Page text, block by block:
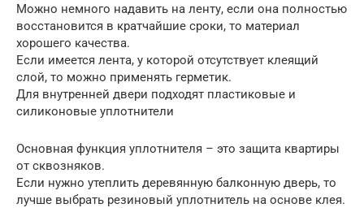
Можно немного надавить на ленту, если она полностью
восстановится в кратчайшие сроки, то материал
хорошего качества.
Если имеется лента, у которой отсутствует клеящий
слой, то можно применять герметик.
Для внутренней двери подходят пластиковые и
силиконовые уплотнители
Основная функция уплотнителя – это защита квартиры
от сквозняков.
Если нужно утеплить деревянную балконную дверь, то
лучше выбрать резиновый уплотнитель на основе клея.